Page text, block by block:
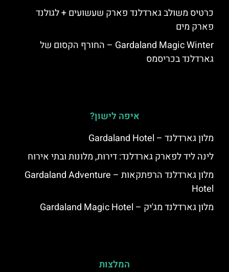
כרטיס משולב גארדלנד פארק שעשועים + לגולנד
פארק מים
Gardaland Magic Winter – החורף הקסום של
גארדלנד בכריסמס
איפה לישון?
מלון גארדלנד – Gardaland Hotel
לינה ליד לפארק גארדלנד: דירות, מלונות ובתי אירוח
מלון גארדלנד הרפתקאות – Gardaland Adventure
Hotel
מלון גארדלנד מג'יק – Gardaland Magic Hotel
המלצות